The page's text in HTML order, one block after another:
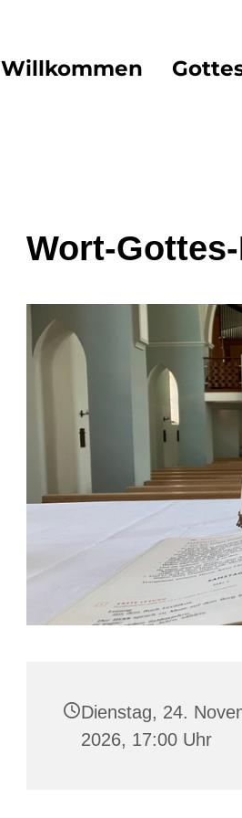
Willkommen
Wort-
Dienstag, 24.
2026, 17:00 Uhr